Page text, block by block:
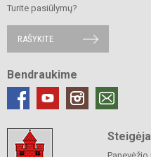
Turite pasiūlymų?
RAŠYKITE
Bendraukime